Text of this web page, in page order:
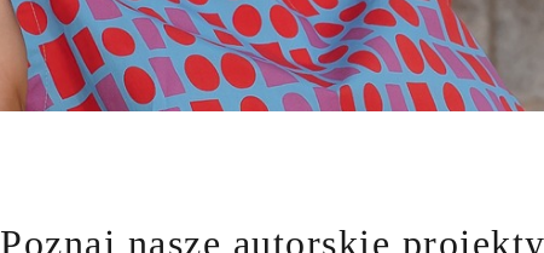
Poznaj nasze autorskie